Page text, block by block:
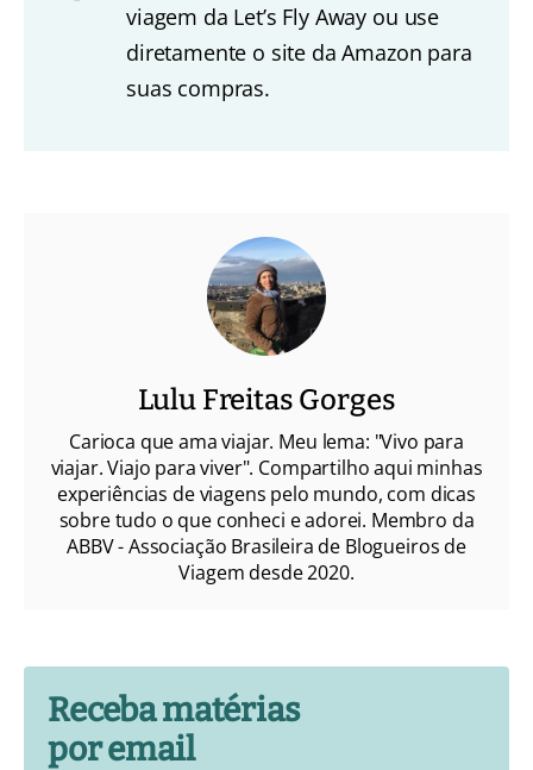
viagem da Let’s Fly Away ou use
diretamente o site da Amazon para
suas compras.
Lulu Freitas Gorges
Carioca que ama viajar. Meu lema: "Vivo para
viajar. Viajo para viver". Compartilho aqui minhas
experiências de viagens pelo mundo, com dicas
sobre tudo o que conheci e adorei. Membro da
ABBV - Associação Brasileira de Blogueiros de
Viagem desde 2020.
Receba matérias
por email